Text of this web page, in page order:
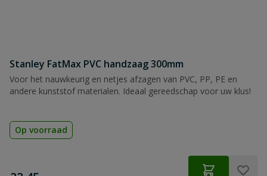
Stanley FatMax PVC handzaag 300mm
Voor het nauwkeurig en netjes afzagen van PVC, PP, PE en
andere kunststof materialen. Ideaal gereedschap voor uw klus!
Op voorraad